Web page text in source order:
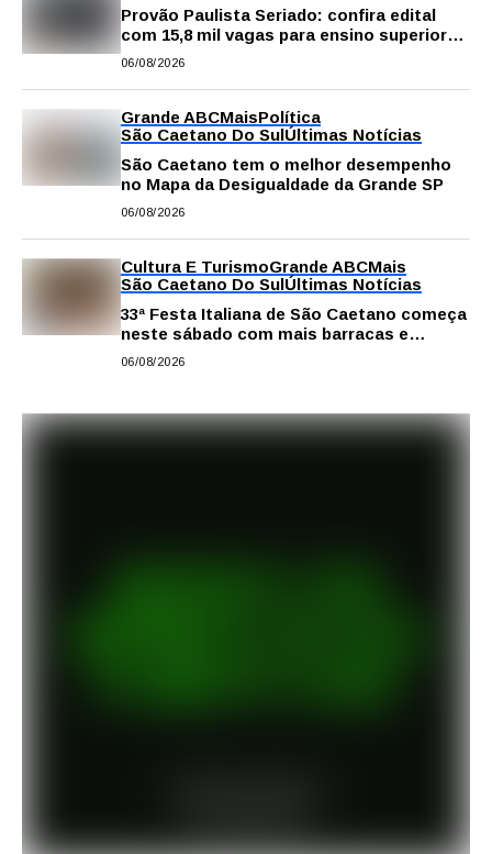
Provão Paulista Seriado: confira edital
com 15,8 mil vagas para ensino superior
público
06/08/2026
Grande ABCMaisPolítica
São Caetano Do SulÚltimas Notícias
São Caetano tem o melhor desempenho
no Mapa da Desigualdade da Grande SP
06/08/2026
Cultura E TurismoGrande ABCMais
São Caetano Do SulÚltimas Notícias
33ª Festa Italiana de São Caetano começa
neste sábado com mais barracas e
novidades em decoração e atrações
06/08/2026